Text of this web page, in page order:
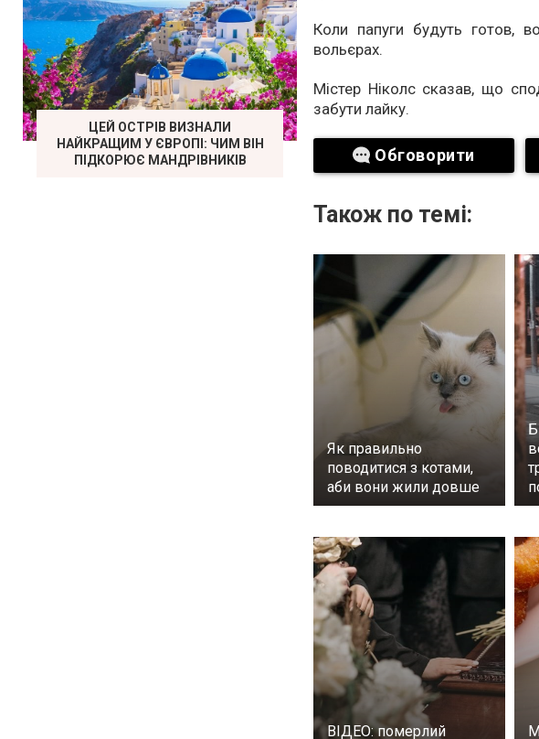
Коли папуги будуть готов,
вольєрах.
Містер Ніколс сказав, що
забути лайку.
Обговорити
Також по темі:
Як правильно
поводитися з котами,
аби вони жили довше
ВІДЕО: померлий
ЦЕЙ ОСТРІВ ВИЗНАЛИ
НАЙКРАЩИМ У ЄВРОПІ: ЧИМ ВІН
ПІДКОРЮЄ МАНДРІВНИКІВ